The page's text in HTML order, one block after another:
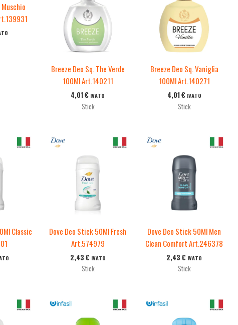
Muschio
Breeze Deo Sq. The Verde
100Ml Art.140211
4,01€ IVATO
Stick
Breeze Deo Sq. Vaniglia
100Ml Art.140271
4,01€ IVATO
Stick
Classic
Dove Deo Stick 50Ml Fresh
Art.574979
2,43 € IVATO
Stick
Dove Deo Stick 50Ml Men
Clean Comfort Art.246378
2,43€ IVATO
Stick